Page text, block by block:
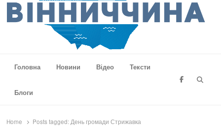
Головна
Новини Відео Тексти
Блоги
Home Posts tagged: День громади Стрижавка